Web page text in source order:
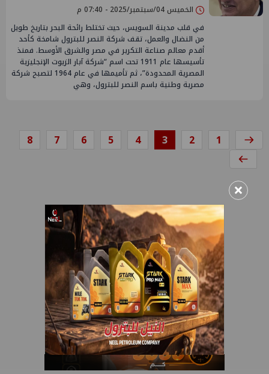
الخميس 04/سبتمبر/2025 - 07:40 م
في قلب مدينة السويس، حيث تختلط رائحة البحر بتاريخ طويل
من النضال والعمل، تقف شركة النصر للبترول شامخة كأحد
أقدم معالم صناعة التكرير في مصر والشرق الأوسط. فمنذ
تأسيسها عام 1911 تحت اسم “شركة آبار الزيوت الإنجليزية
المصرية المحدودة”، ثم تأميمها في عام 1964 لتصبح شركة
مصرية وطنية باسم النصر للبترول، وهي
1
2
3
4
5
6
7
8
×